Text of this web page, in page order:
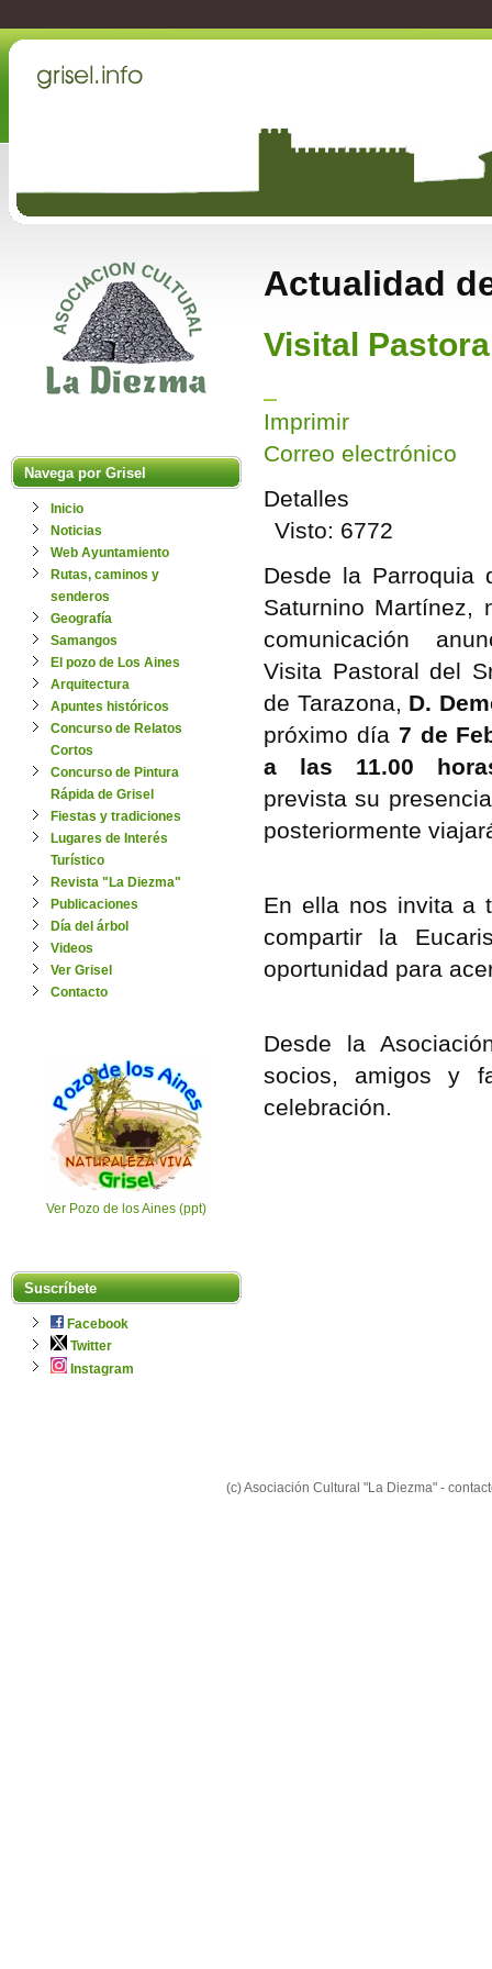
Navega por Grisel
Inicio
Noticias
Web Ayuntamiento
Rutas, caminos y
senderos
Geografía
Samangos
El pozo de Los Aines
Arquitectura
Apuntes históricos
Concurso de Relatos
Cortos
Concurso de Pintura
Rápida de Grisel
Fiestas y tradiciones
Lugares de Interés
Turístico
Revista "La Diezma"
Publicaciones
Día del árbol
Videos
Ver Grisel
Contacto
Ver Pozo de los Aines (ppt)
Suscríbete
Facebook
Twitter
Instagram
Actualidad
Visital
Imprimir
Correo electrónico
Detalles
Visto: 6772
Desde la Parroquia
Saturnino Martínez,
comunicación
Visita Pastoral del
de Tarazona, D.
próximo día 7 de
a las 11.00
prevista su
posteriormente
En ella nos invita a
compartir la
oportunidad para
Desde la
socios, amigos y
celebración.
(c) Asociación Cultural "La Diezma" -